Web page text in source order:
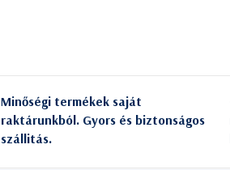
Minőségi termékek saját
raktárunkból. Gyors és biztonságos
szállitás.